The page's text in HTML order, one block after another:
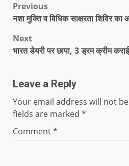
Previous
नशा मुक्ति व विधिक साक्षरता शिविर
Next
भारत डेयरी पर छापा, 3 ड्रम क्रीम
Leave a Reply
Your email address will not
fields are marked *
Comment*